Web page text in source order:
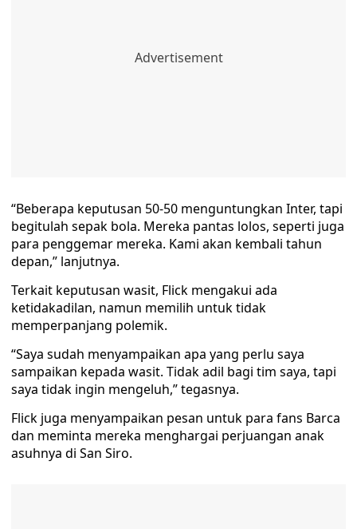
“Beberapa keputusan 50-50 menguntungkan Inter, tapi
begitulah sepak bola. Mereka pantas lolos, seperti juga
para penggemar mereka. Kami akan kembali tahun
depan,” lanjutnya.
Terkait keputusan wasit, Flick mengakui ada
ketidakadilan, namun memilih untuk tidak
memperpanjang polemik.
“Saya sudah menyampaikan apa yang perlu saya
sampaikan kepada wasit. Tidak adil bagi tim saya, tapi
saya tidak ingin mengeluh,” tegasnya.
Flick juga menyampaikan pesan untuk para fans Barca
dan meminta mereka menghargai perjuangan anak
asuhnya di San Siro.